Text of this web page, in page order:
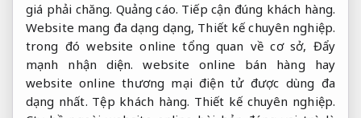
giá phải chăng. Quảng cáo. Tiếp cận đúng khách hàng.
Website mang đa dạng dạng, Thiết kế chuyên nghiệp.
trong đó website online tổng quan về cơ sở, Đẩy
mạnh nhận diện. website online bán hàng hay
website online thương mại điện tử được dùng đa
dạng nhất. Tệp khách hàng. Thiết kế chuyên nghiệp.